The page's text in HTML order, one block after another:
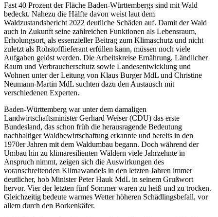
Fast 40 Prozent der Fläche Baden-Württembergs sind mit Wald
bedeckt. Nahezu die Hälfte davon weist laut dem
Waldzustandsbericht 2022 deutliche Schäden auf. Damit der Wald
auch in Zukunft seine zahlreichen Funktionen als Lebensraum,
Erholungsort, als essenzieller Beitrag zum Klimaschutz und nicht
zuletzt als Rohstofflieferant erfüllen kann, müssen noch viele
Aufgaben gelöst werden. Die Arbeitskreise Ernährung, Ländlicher
Raum und Verbraucherschutz sowie Landesentwicklung und
Wohnen unter der Leitung von Klaus Burger MdL und Christine
Neumann-Martin MdL suchten dazu den Austausch mit
verschiedenen Experten.
Baden-Württemberg war unter dem damaligen
Landwirtschaftsminister Gerhard Weiser (CDU) das erste
Bundesland, das schon früh die herausragende Bedeutung
nachhaltiger Waldbewirtschaftung erkannte und bereits in den
1970er Jahren mit dem Waldumbau begann. Doch während der
Umbau hin zu klimaresilienten Wäldern viele Jahrzehnte in
Anspruch nimmt, zeigen sich die Auswirkungen des
voranschreitenden Klimawandels in den letzten Jahren immer
deutlicher, hob Minister Peter Hauk MdL in seinem Grußwort
hervor. Vier der letzten fünf Sommer waren zu heiß und zu trocken.
Gleichzeitig bedeute warmes Wetter höheren Schädlingsbefall, vor
allem durch den Borkenkäfer.